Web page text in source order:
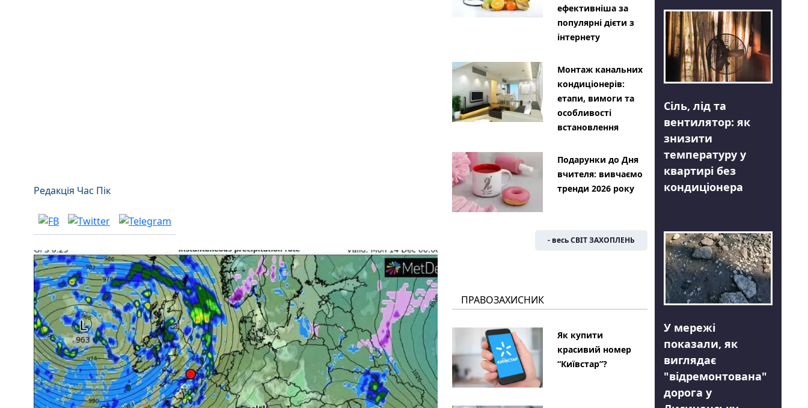
Редакція Час Пік
ефективніша за
популярні дієти з
інтернету
Монтаж канальних
кондиціонерів:
етапи, вимоги та
особливості
встановлення
Подарунки до Дня
вчителя: вивчаємо
тренди 2026 року
- весь СВІТ ЗАХОПЛЕНЬ
ПРАВОЗАХИСНИК
Як купити
красивий номер
“Київстар”?
Сіль, лід та
вентилятор: як
знизити
температуру у
квартирі без
кондиціонера
У мережі
показали, як
виглядає
"відремонтована"
дорога у